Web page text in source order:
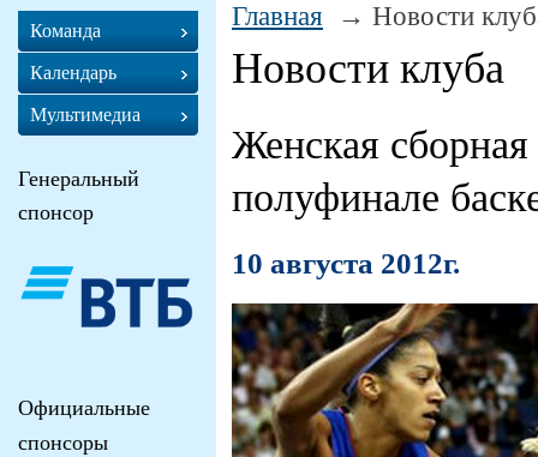
Главная Новости
Новости клуба
Женская
полуфинале
10 августа 2012г.
Команда
Календарь
Мультимедиа
Генеральный
спонсор
Официальные
спонсоры